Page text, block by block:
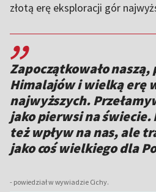
złotą erę eksploracji gór
,,
Zapoczątkowało
Himalajów i wielką erę
najwyższych.
jako pierwsi na świecie.
też wpływ na nas, ale
jako coś wielkiego dla
- powiedział w wywiadzie Cichy.